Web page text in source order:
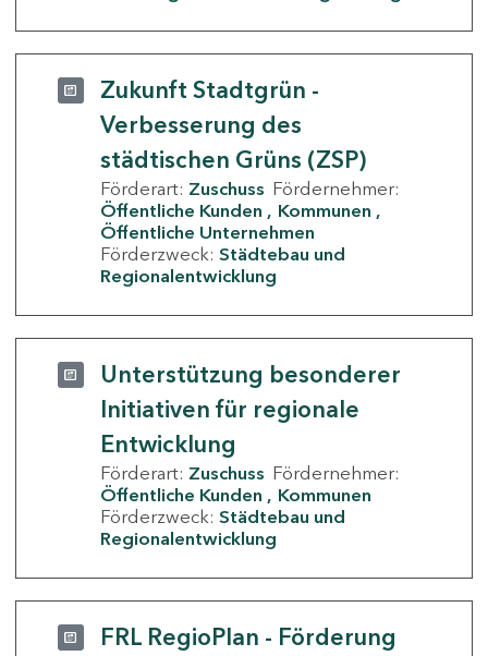
Zukunft Stadtgrün -
Verbesserung des
städtischen Grüns (ZSP)
Förderart: Zuschuss Fördernehmer:
Öffentliche Kunden
Kommunen
Öffentliche Unternehmen
Förderzweck: Städtebau und
Regionalentwicklung
Unterstützung besonderer
Initiativen für regionale
Entwicklung
Förderart: Zuschuss Fördernehmer:
Öffentliche Kunden
Kommunen
Förderzweck: Städtebau und
Regionalentwicklung
FRL RegioPlan - Förderung